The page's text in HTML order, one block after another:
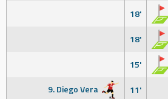
18'
18'
15'
9. Diego Vera
11'